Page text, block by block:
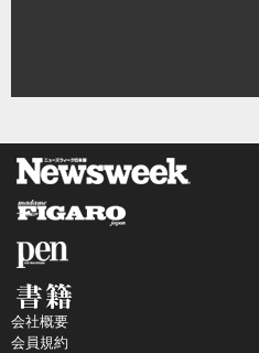
会社概要
会員規約